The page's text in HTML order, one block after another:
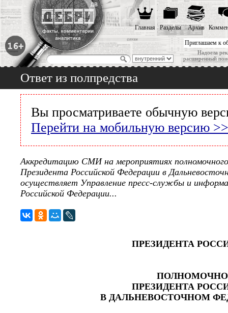
Приглашаем к
Надоела
расширенный
Главная Разделы Архив
Ответ из полпредства
Вы просматриваете обычную
Перейти на мобильную версию >>
Аккредитацию СМИ на мероприятиях
Президента Российской Федерации в
осуществляет Управление пресс-службы и
Российской Федерации...
ПРЕЗИДЕНТА
ПРЕЗИДЕНТА
В ДАЛЬНЕВОСТОЧНОМ